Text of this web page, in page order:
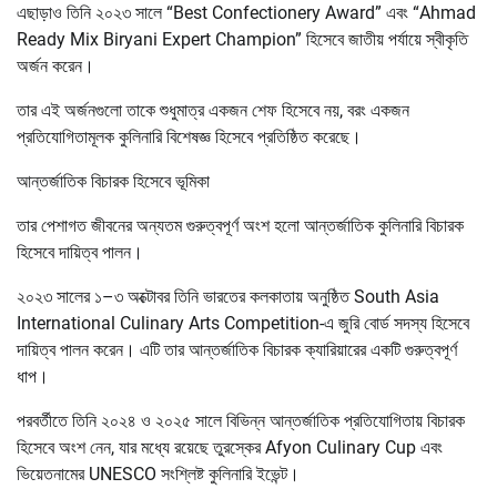
এছাড়াও তিনি ২০২৩ সালে “Best Confectionery Award” এবং “Ahmad
Ready Mix Biryani Expert Champion” হিসেবে জাতীয় পর্যায়ে স্বীকৃতি
অর্জন করেন।
তার এই অর্জনগুলো তাকে শুধুমাত্র একজন শেফ হিসেবে নয়, বরং একজন
প্রতিযোগিতামূলক কুলিনারি বিশেষজ্ঞ হিসেবে প্রতিষ্ঠিত করেছে।
আন্তর্জাতিক বিচারক হিসেবে ভূমিকা
তার পেশাগত জীবনের অন্যতম গুরুত্বপূর্ণ অংশ হলো আন্তর্জাতিক কুলিনারি বিচারক
হিসেবে দায়িত্ব পালন।
২০২৩ সালের ১–৩ অক্টোবর তিনি ভারতের কলকাতায় অনুষ্ঠিত South Asia
International Culinary Arts Competition-এ জুরি বোর্ড সদস্য হিসেবে
দায়িত্ব পালন করেন। এটি তার আন্তর্জাতিক বিচারক ক্যারিয়ারের একটি গুরুত্বপূর্ণ
ধাপ।
পরবর্তীতে তিনি ২০২৪ ও ২০২৫ সালে বিভিন্ন আন্তর্জাতিক প্রতিযোগিতায় বিচারক
হিসেবে অংশ নেন, যার মধ্যে রয়েছে তুরস্কের Afyon Culinary Cup এবং
ভিয়েতনামের UNESCO সংশ্লিষ্ট কুলিনারি ইভেন্ট।